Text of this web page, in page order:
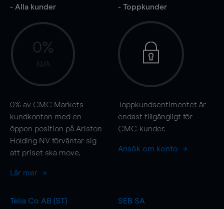
- Alla kunder
0%
N/A
0% av CMC Markets
kundkonton med en
öppen position på Ariston
Holding NV förväntar sig
att priset ska move.
Lär mer
- Toppkunder
Toppkundsentimentet är
endast tillgängligt för
CMC-kunder.
Ansök om konto
Telia Co AB (ST)
SEB SA